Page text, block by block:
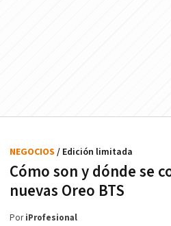
Cómo son y dónde se
nuevas Oreo BTS
NEGOCIOS / Edición limitada
PoriProfesional